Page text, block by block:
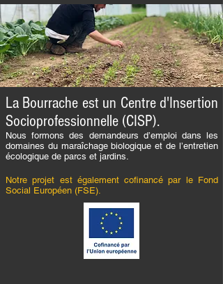
La Bourrache est un Centre d'Insertion
Socioprofessionnelle (CISP).
Nous formons des demandeurs d’emploi dans les
domaines du maraîchage biologique et de l’entretien
écologique de parcs et jardins.
Notre projet est également cofinancé par le Fond
Social Européen (FSE).